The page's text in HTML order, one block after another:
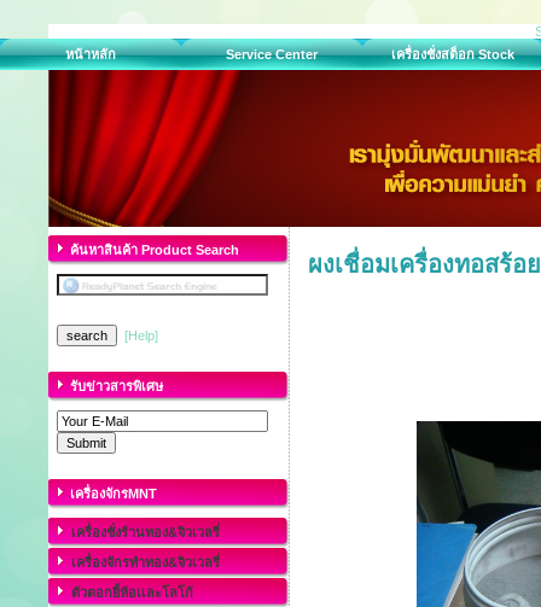
หน้าหลัก
Service Center เครื่องชั่งสต็อก Stock
ค้นหาสินค้า Product Search
[Help]
รับข่าวสารพิเศษ
เครื่องจักรMNT
เครื่องชั่งร้านทอง&จิวเวลรี่
เครื่องจักรทำทอง&จิวเวลรี่
ตัวตอกยี้ห้อเเละโลโก้
ผงเชื่อมเครื่องทอสร้อ